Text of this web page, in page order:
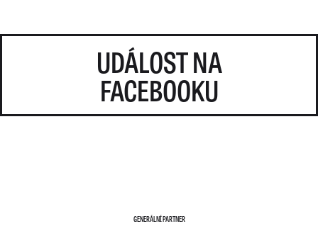
UDÁLOST NA
FACEBOOKU
GENERÁLNÍ PARTNER